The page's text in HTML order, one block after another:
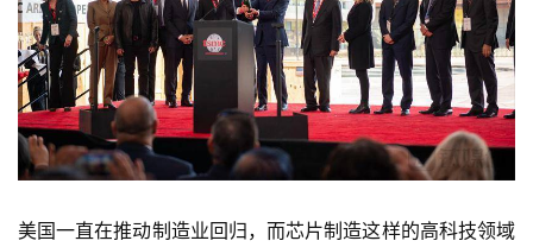
美国一直在推动制造业回归，而芯片制造这样的高科技领域